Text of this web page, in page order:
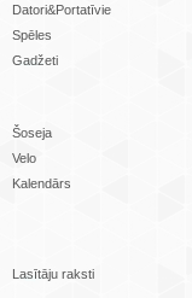
Datori&Portatīvie
Spēles
Gadžeti
Šoseja
Velo
Kalendārs
Lasītāju raksti